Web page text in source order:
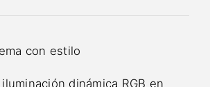
con estilo
dinámica RGB en